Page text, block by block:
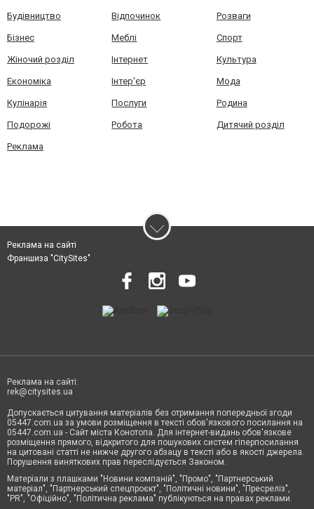
Будівництво Відпочинок Розваги
Бізнес Меблі Спорт
Жіночий розділ Інтернет Культура
Економіка Інтер'єр Мода
Кулінарія Послуги Родина
Подорожі Робота Дитячий розділ
Реклама
Реклама на сайті
Франшиза "CitySites"
Реклама на сайті:
rek@citysites.ua
Допускається цитування матеріалів без отримання попередньої згоди
05447.com.ua за умови розміщення в тексті обов'язкового посилання на
05447.com.ua - Сайт міста Конотопа. Для інтернет-видань обов'язкове
розміщення прямого, відкритого для пошукових систем гіперпосилання
на цитовані статті не нижче другого абзацу в тексті або в якості джерела.
Порушення виняткових прав переслідується Законом.
Матеріали з плашками "Новини компаній", "Промо", "Партнерський
матеріал", "Партнерський спецпроєкт", "Політичні новини", "Пресреліз",
"PR", "Офіційно", "Політична реклама" публікуються на правах реклами.